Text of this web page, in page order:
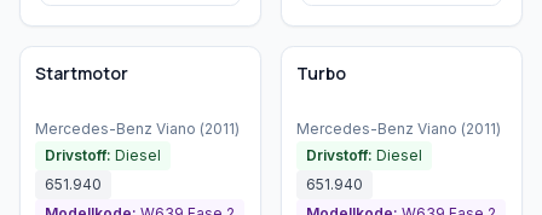
Brukt - god tilstand
Startmotor
Mercedes-Benz Viano (2011)
Drivstoff: Diesel
651.940
Brukt - god tilstand
Turbo
Mercedes-Benz Viano (2011)
Drivstoff: Diesel
651.940